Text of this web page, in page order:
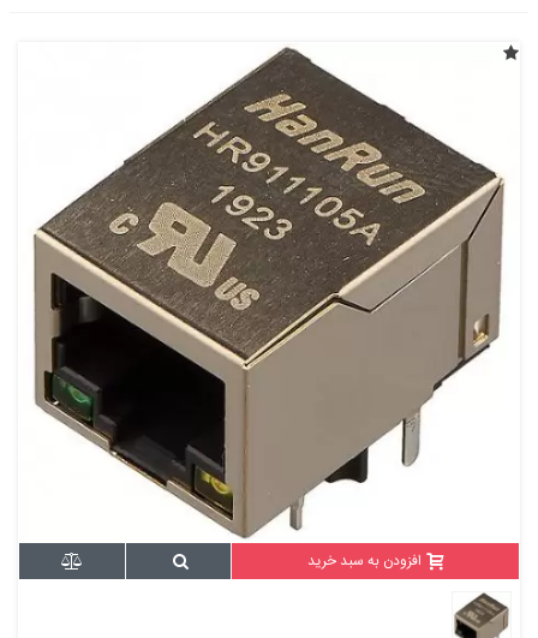
افزودن به سبد خرید